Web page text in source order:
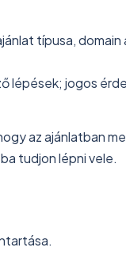
típusa,
jogos
az ajánlatban
tudjon lépni vele.